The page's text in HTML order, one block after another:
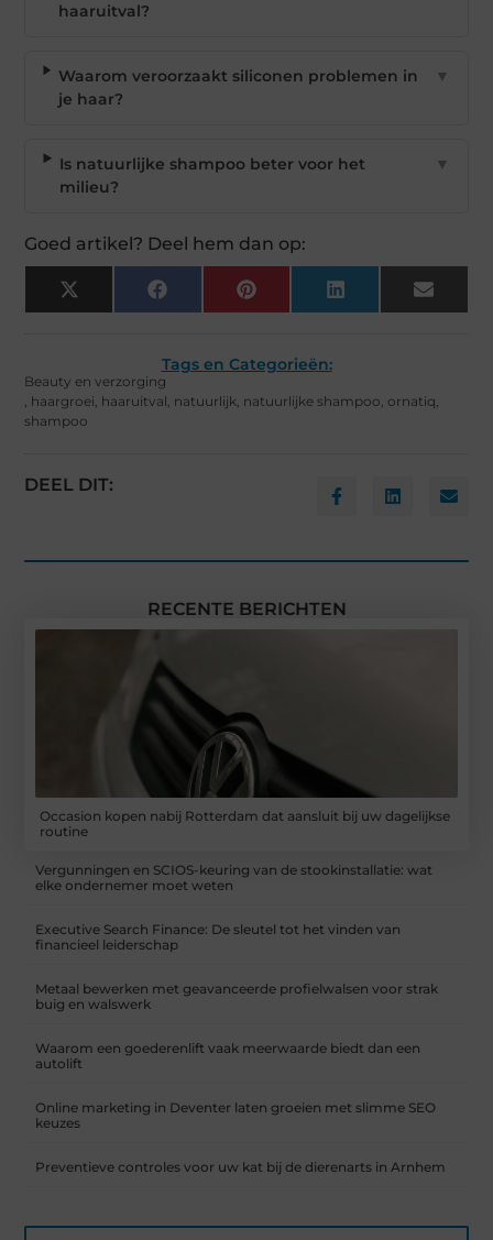
haaruitval?
Waarom veroorzaakt siliconen problemen in
je haar?
▼
Is natuurlijke shampoo beter voor het
milieu?
▼
Goed artikel? Deel hem dan op:
X
(Twitter)
Facebook Pinterest LinkedIn Email
Tags en Categorieën:
Beauty en verzorging
, haargroei, haaruitval, natuurlijk, natuurlijke shampoo, ornatiq,
shampoo
DEEL DIT:
RECENTE BERICHTEN
Occasion kopen nabij Rotterdam dat aansluit bij uw dagelijkse
routine
Vergunningen en SCIOS-keuring van de stookinstallatie: wat
elke ondernemer moet weten
Executive Search Finance: De sleutel tot het vinden van
financieel leiderschap
Metaal bewerken met geavanceerde profielwalsen voor strak
buig en walswerk
Waarom een goederenlift vaak meerwaarde biedt dan een
autolift
Online marketing in Deventer laten groeien met slimme SEO
keuzes
Preventieve controles voor uw kat bij de dierenarts in Arnhem